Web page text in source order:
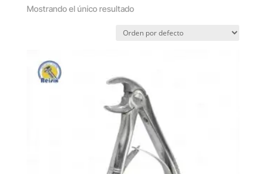
Mostrando el único resultado